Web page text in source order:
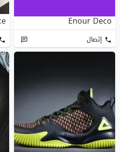
Enour Deco
إتصال